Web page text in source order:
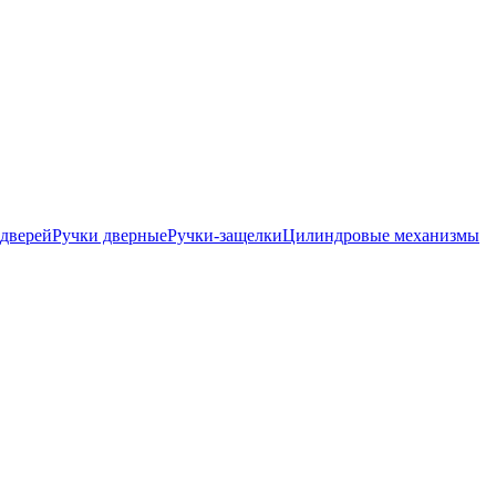
Ручки дверныеРучки-защелкиЦилиндровые механизмы